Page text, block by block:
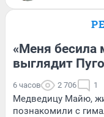
«Меня бесила
выглядит
6 часов 2 706 1
Медведицу Майю,
познакомили с